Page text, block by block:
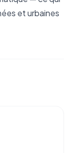
et urbaines